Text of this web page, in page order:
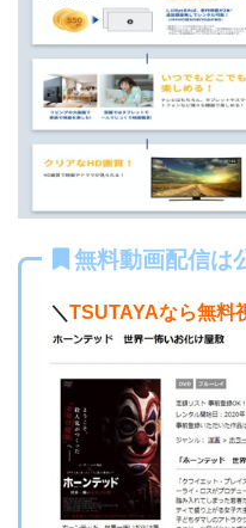
無料動画配信は
＼ TSUTAYAなら無料